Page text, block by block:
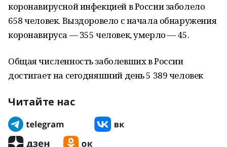
коронавирусной инфекцией в России заболело
658 человек. Выздоровело с начала обнаружения
коронавируса — 355 человек, умерло — 45.
Общая численность заболевших в России
достигает на сегодняшний день 5 389 человек
Читайте нас